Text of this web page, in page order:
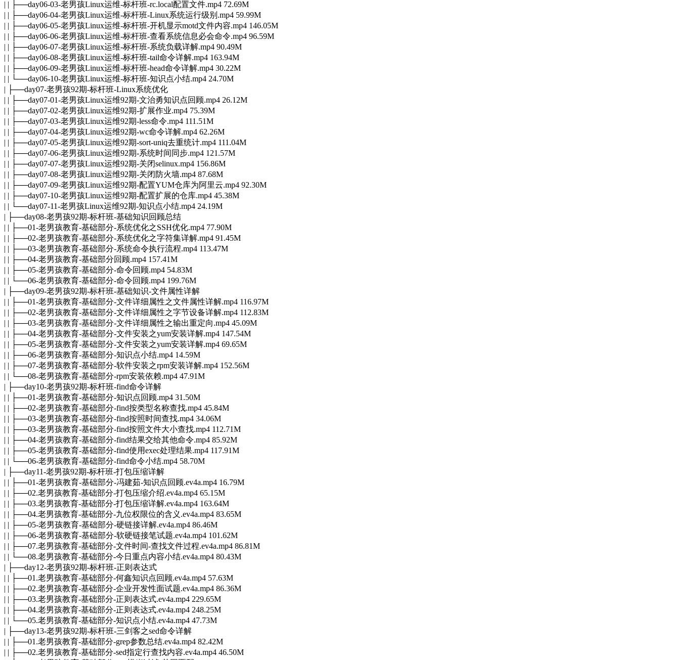
| | ├──day06-03-老男孩Linux运维-标杆班-rc.local配置文件.mp4 72.69M
| | ├──day06-04-老男孩Linux运维-标杆班-Linux系统运行级别.mp4 59.99M
| | ├──day06-05-老男孩Linux运维-标杆班-开机显示motd文件内容.mp4 146.05M
| | ├──day06-06-老男孩Linux运维-标杆班-查看系统信息必会命令.mp4 96.59M
| | ├──day06-07-老男孩Linux运维-标杆班-系统负载详解.mp4 90.49M
| | ├──day06-08-老男孩Linux运维-标杆班-tail命令详解.mp4 163.94M
| | ├──day06-09-老男孩Linux运维-标杆班-head命令详解.mp4 30.22M
| | └──day06-10-老男孩Linux运维-标杆班-知识点小结.mp4 24.70M
| ├──day07-老男孩92期-标杆班-Linux系统优化
| | ├──day07-01-老男孩Linux运维92期-文治勇知识点回顾.mp4 26.12M
| | ├──day07-02-老男孩Linux运维92期-扩展作业.mp4 75.39M
| | ├──day07-03-老男孩Linux运维92期-less命令.mp4 111.51M
| | ├──day07-04-老男孩Linux运维92期-wc命令详解.mp4 62.26M
| | ├──day07-05-老男孩Linux运维92期-sort-uniq去重统计.mp4 111.04M
| | ├──day07-06-老男孩Linux运维92期-系统时间同步.mp4 121.57M
| | ├──day07-07-老男孩Linux运维92期-关闭selinux.mp4 156.86M
| | ├──day07-08-老男孩Linux运维92期-关闭防火墙.mp4 87.68M
| | ├──day07-09-老男孩Linux运维92期-配置YUM仓库为阿里云.mp4 92.30M
| | ├──day07-10-老男孩Linux运维92期-配置扩展的仓库.mp4 45.38M
| | └──day07-11-老男孩Linux运维92期-知识点小结.mp4 24.19M
| ├──day08-老男孩92期-标杆班-基础知识回顾总结
| | ├──01-老男孩教育-基础部分-系统优化之SSH优化.mp4 77.90M
| | ├──02-老男孩教育-基础部分-系统优化之字符集详解.mp4 91.45M
| | ├──03-老男孩教育-基础部分-系统命令执行流程.mp4 113.47M
| | ├──04-老男孩教育-基础部分回顾.mp4 157.41M
| | ├──05-老男孩教育-基础部分-命令回顾.mp4 54.83M
| | └──06-老男孩教育-基础部分-命令回顾.mp4 199.76M
| ├──day09-老男孩92期-标杆班-基础知识-文件属性详解
| | ├──01-老男孩教育-基础部分-文件详细属性之文件属性详解.mp4 116.97M
| | ├──02-老男孩教育-基础部分-文件详细属性之字节设备详解.mp4 112.83M
| | ├──03-老男孩教育-基础部分-文件详细属性之输出重定向.mp4 45.09M
| | ├──04-老男孩教育-基础部分-文件安装之yum安装详解.mp4 147.54M
| | ├──05-老男孩教育-基础部分-文件安装之yum安装详解.mp4 69.65M
| | ├──06-老男孩教育-基础部分-知识点小结.mp4 14.59M
| | ├──07-老男孩教育-基础部分-软件安装之rpm安装详解.mp4 152.56M
| | └──08-老男孩教育-基础部分-rpm安装依赖.mp4 47.91M
| ├──day10-老男孩92期-标杆班-find命令详解
| | ├──01-老男孩教育-基础部分-知识点回顾.mp4 31.50M
| | ├──02-老男孩教育-基础部分-find按类型名称查找.mp4 45.84M
| | ├──03-老男孩教育-基础部分-find按照时间查找.mp4 34.06M
| | ├──03-老男孩教育-基础部分-find按照文件大小查找.mp4 112.71M
| | ├──04-老男孩教育-基础部分-find结果交给其他命令.mp4 85.92M
| | ├──05-老男孩教育-基础部分-find使用exec处理结果.mp4 117.91M
| | └──06-老男孩教育-基础部分-find命令小结.mp4 58.70M
| ├──day11-老男孩92期-标杆班-打包压缩详解
| | ├──01-老男孩教育-基础部分-冯建茹-知识点回顾.ev4a.mp4 16.79M
| | ├──02.老男孩教育-基础部分-打包压缩介绍.ev4a.mp4 65.15M
| | ├──03.老男孩教育-基础部分-打包压缩详解.ev4a.mp4 163.64M
| | ├──04.老男孩教育-基础部分-九位权限位的含义.ev4a.mp4 83.65M
| | ├──05-老男孩教育-基础部分-硬链接详解.ev4a.mp4 86.46M
| | ├──06-老男孩教育-基础部分-软硬链接笔试题.ev4a.mp4 101.62M
| | ├──07.老男孩教育-基础部分-文件时间-查找文件过程.ev4a.mp4 86.81M
| | └──08.老男孩教育-基础部分-今日重点内容小结.ev4a.mp4 80.43M
| ├──day12-老男孩92期-标杆班-正则表达式
| | ├──01.老男孩教育-基础部分-何鑫知识点回顾.ev4a.mp4 57.63M
| | ├──02.老男孩教育-基础部分-企业开发性面试题.ev4a.mp4 86.36M
| | ├──03.老男孩教育-基础部分-正则表达式.ev4a.mp4 229.65M
| | ├──04.老男孩教育-基础部分-正则表达式.ev4a.mp4 248.25M
| | └──05.老男孩教育-基础部分-知识点小结.ev4a.mp4 47.73M
| ├──day13-老男孩92期-标杆班-三剑客之sed命令详解
| | ├──01.老男孩教育-基础部分-grep参数总结.ev4a.mp4 82.42M
| | ├──02.老男孩教育-基础部分-sed指定行查找内容.ev4a.mp4 46.50M